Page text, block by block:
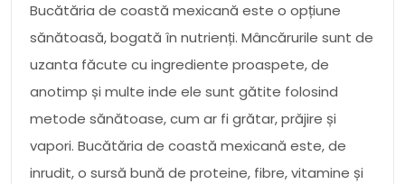
Bucătăria de coastă mexicană este o opțiune
sănătoasă, bogată în nutrienți. Mâncărurile sunt de
uzanta făcute cu ingrediente proaspete, de
anotimp și multe inde ele sunt gătite folosind
metode sănătoase, cum ar fi grătar, prăjire și
vapori. Bucătăria de coastă mexicană este, de
inrudit, o sursă bună de proteine, fibre, vitamine și